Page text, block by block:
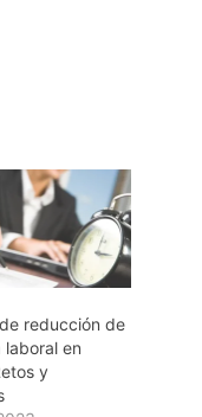
reducción de
laboral en
y